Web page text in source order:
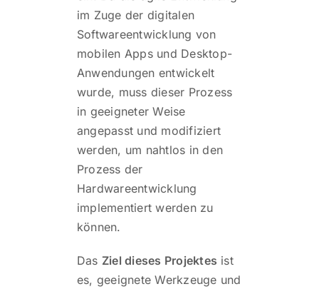
im Zuge der digitalen
Softwareentwicklung von
mobilen Apps und Desktop-
Anwendungen entwickelt
wurde, muss dieser Prozess
in geeigneter Weise
angepasst und modifiziert
werden, um nahtlos in den
Prozess der
Hardwareentwicklung
implementiert werden zu
können.
Das Ziel dieses Projektes ist
es, geeignete Werkzeuge und